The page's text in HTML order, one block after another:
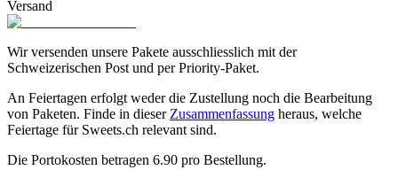
Versand
Wir versenden unsere Pakete ausschliesslich mit der
Schweizerischen Post und per Priority-Paket.
An Feiertagen erfolgt weder die Zustellung noch die Bearbeitung
von Paketen. Finde in dieser Zusammenfassung heraus, welche
Feiertage für Sweets.ch relevant sind.
Die Portokosten betragen 6.90 pro Bestellung.